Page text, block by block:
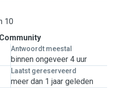
10
Antwoordt meestal
binnen ongeveer 4 uur
Laatst gereserveerd
meer dan 1 jaar geleden